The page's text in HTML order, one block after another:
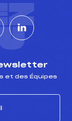
et des Équipes